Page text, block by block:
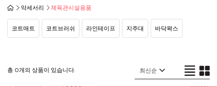
악세서리 체육관시설용품
코트매트 코트브러쉬 라인테이프 지주대 바닥왁스
총 0개의 상품이 있습니다.